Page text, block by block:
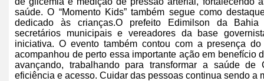
saúde. O “Momento Kids” também segue como
dedicado às crianças.O prefeito Edimilson da Bahia
secretários municipais e vereadores da base
iniciativa. O evento também contou com a presença
acompanhou de perto essa importante ação em benefício
avançando, trabalhando para transformar a saúde de
eficiência e acesso. Cuidar das pessoas continua sendo a